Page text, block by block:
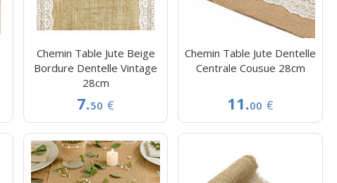
Chemin Table Jute Beige
Bordure Dentelle Vintage
28cm
7.50 €
Chemin Table Jute Dentelle
Centrale Cousue 28cm
11.00 €